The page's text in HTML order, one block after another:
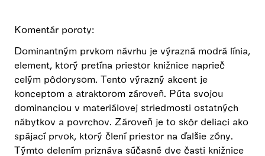
Komentár poroty:
Dominantným prvkom návrhu je výrazná modrá línia,
element, ktorý pretína priestor knižnice naprieč
celým pôdorysom. Tento výrazný akcent je
konceptom a atraktorom zároveň. Púta svojou
dominanciou v materiálovej striedmosti ostatných
nábytkov a povrchov. Zároveň je to skôr deliaci ako
spájací prvok, ktorý člení priestor na ďalšie zóny.
Týmto delením priznáva súčasné dve časti knižnice